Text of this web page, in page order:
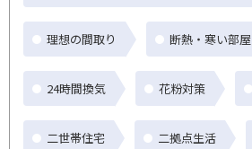
理想の間取り 断熱・寒い部屋
24時間換気 花粉対策
二世帯住宅 二拠点生活